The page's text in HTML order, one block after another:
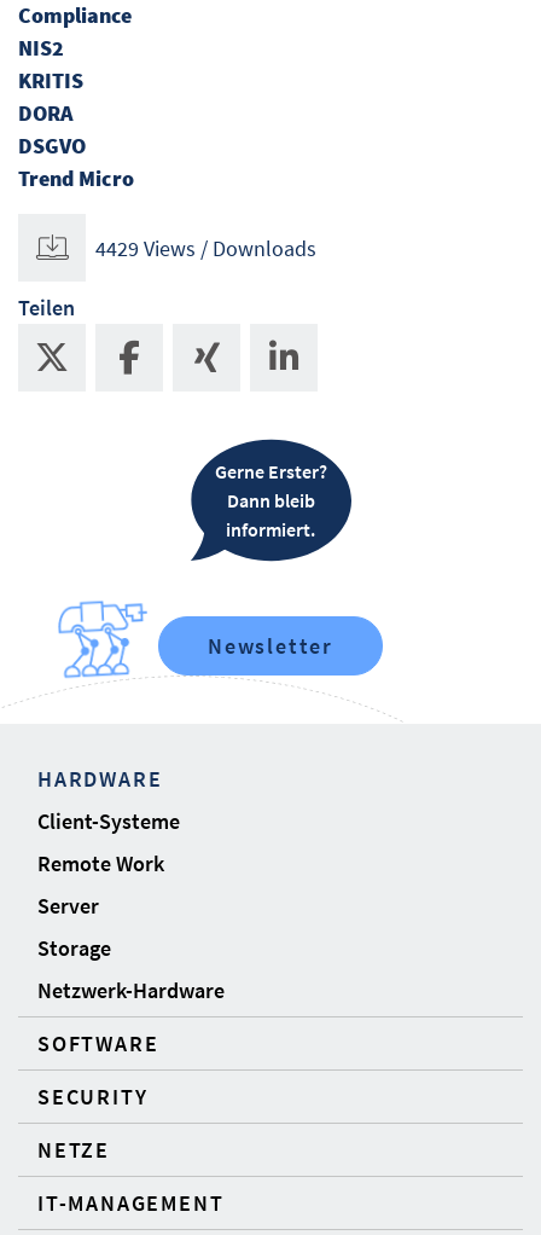
Compliance
NIS2
KRITIS
DORA
DSGVO
Trend Micro
4429 Views / Downloads
Teilen
Gerne Erster?
Dann bleib
informiert.
Newsletter
HARDWARE
Client-Systeme
Remote Work
Server
Storage
Netzwerk-Hardware
SOFTWARE
SECURITY
NETZE
IT-MANAGEMENT